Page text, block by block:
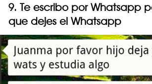
9. Te escribo por Whatsapp
que dejes el Whatsapp